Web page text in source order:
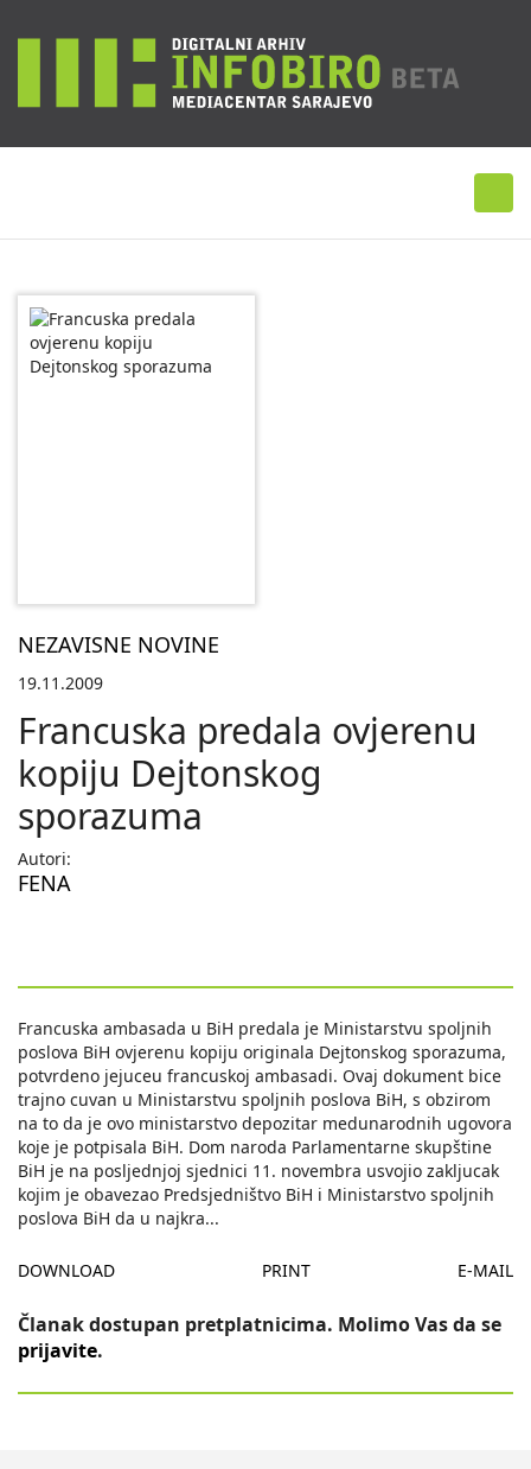
NEZAVISNE NOVINE
19.11.2009
Francuska predala ovjerenu
kopiju Dejtonskog
sporazuma
Autori:
FENA
Francuska ambasada u BiH predala je Ministarstvu spoljnih
poslova BiH ovjerenu kopiju originala Dejtonskog sporazuma,
potvrdeno jejuceu francuskoj ambasadi. Ovaj dokument bice
trajno cuvan u Ministarstvu spoljnih poslova BiH, s obzirom
na to da je ovo ministarstvo depozitar medunarodnih ugovora
koje je potpisala BiH. Dom naroda Parlamentarne skupštine
BiH je na posljednjoj sjednici 11. novembra usvojio zakljucak
kojim je obavezao Predsjedništvo BiH i Ministarstvo spoljnih
poslova BiH da u najkra...
DOWNLOAD PRINT E-MAIL
Članak dostupan pretplatnicima. Molimo Vas da se
prijavite.